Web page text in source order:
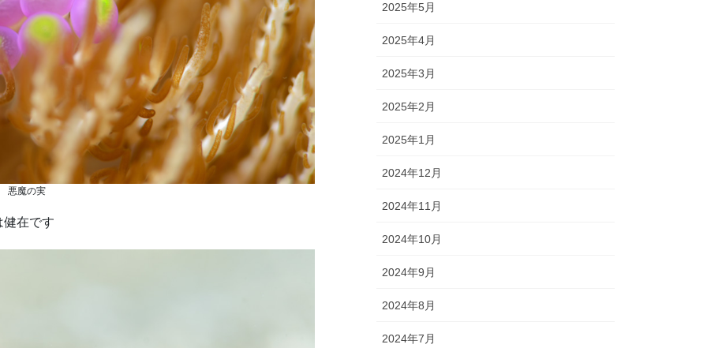
悪魔の実
健在です
2025年5月
2025年4月
2025年3月
2025年2月
2025年1月
2024年12月
2024年11月
2024年10月
2024年9月
2024年8月
2024年7月